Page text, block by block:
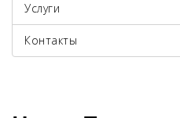
Услуги
Контакты